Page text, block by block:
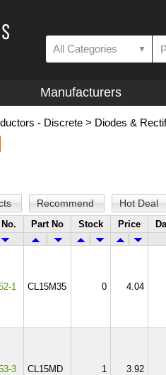
All Categories ▼
Manufacturers
- Discrete > Diodes &
Recommend Hot Deal
Part No Stock Price
1 CL15M35 0 4.04
3 CL15MD 1 3.92